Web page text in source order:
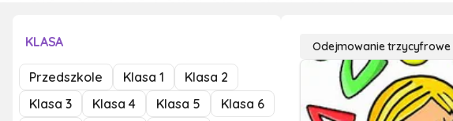
KLASA
Przedszkole Klasa 1
Klasa 2
Klasa 3
Klasa 4 Klasa 5
Klasa 6
Odejmowanie trzycyfrowe